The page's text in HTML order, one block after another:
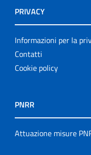
PRIVACY
Informazioni per la
Contatti
Cookie policy
PNRR
Attuazione misure